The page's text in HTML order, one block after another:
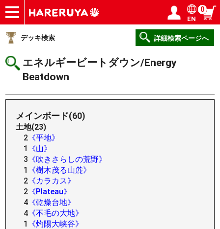
ショップ
買取
記事
デッキ検索
デッキ構築
選手一覧
店舗一覧
イベント
ヘルプ
お問い合わせ ログイン／会員登録
EN
0
デッキ検索 詳細検索ページへ
エネルギービートダウン/Energy
Beatdown
メインボード(60)
土地(23)
2 《平地》
1
《山》
3 《吹きさらしの荒野》
1
《樹木茂る山麓》
2 《カラカス》
2 《Plateau》
4 《乾燥台地》
4 《不毛の大地》
1
《灼陽大峡谷》